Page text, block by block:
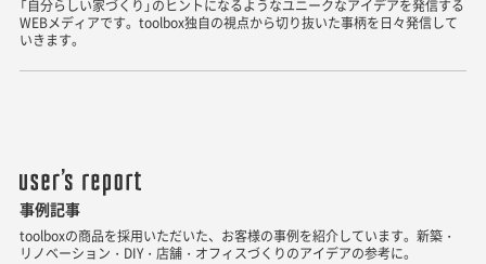
「自分らしい家づくり」のヒントになるようなユニークなアイデアを発信する
WEBメディアです。toolbox独自の視点から切り抜いた事柄を日々発信して
いきます。
事例記事
toolboxの商品を採用いただいた、お客様の事例を紹介しています。新築・
リノベーション・DIY・店舗・オフィスづくりのアイデアの参考に。